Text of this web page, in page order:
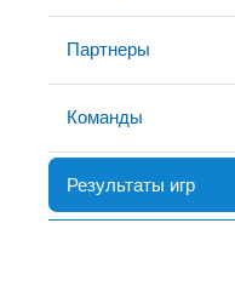
Партнеры
Команды
Результаты игр